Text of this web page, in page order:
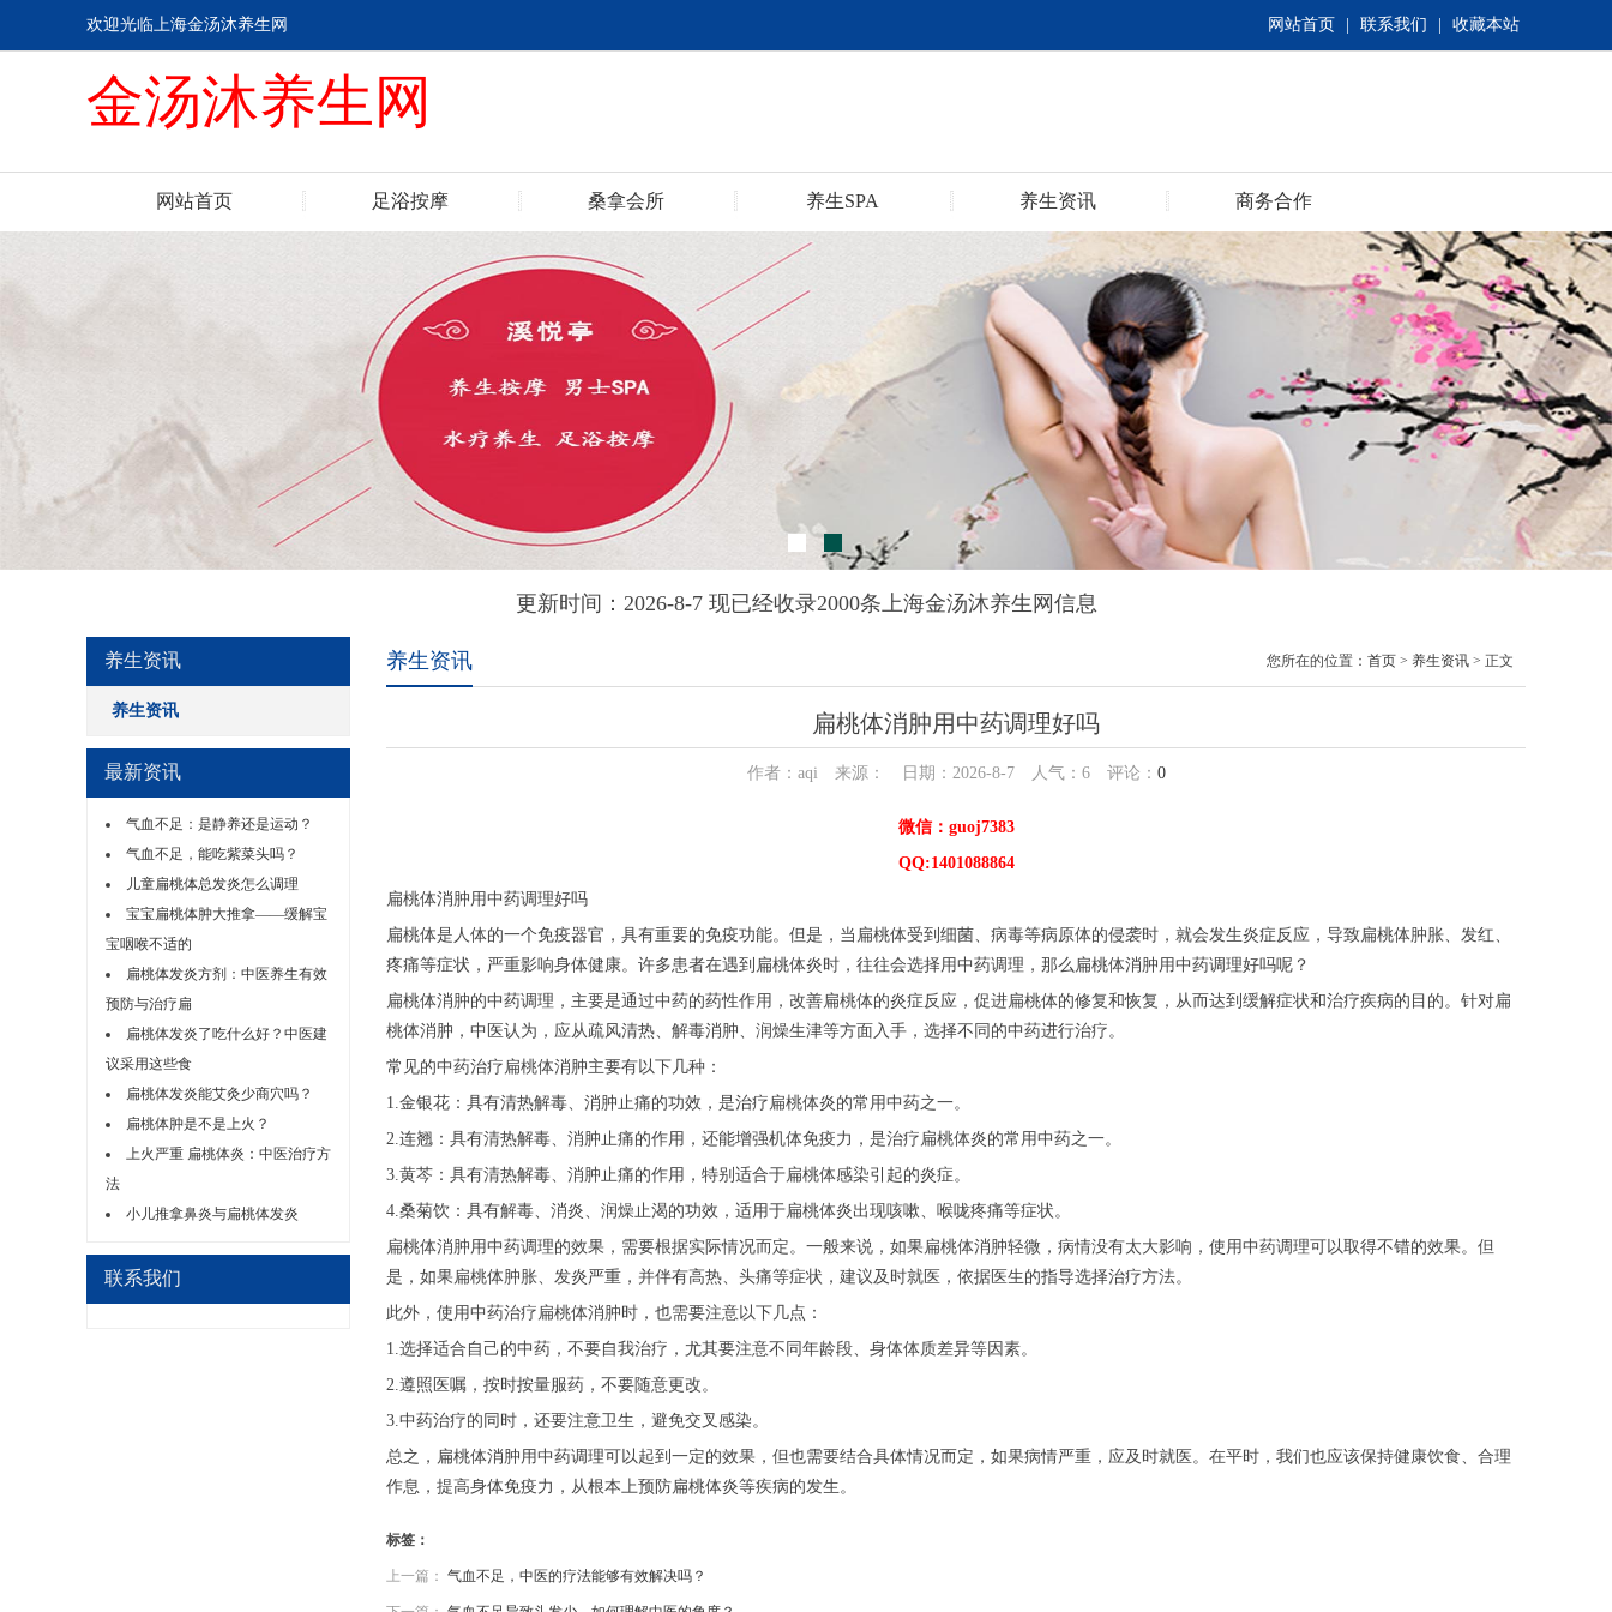
网站首页 联系我们 收藏本站
欢迎光临上海金汤沐养生网
金汤沐养生网
网站首页 足浴按摩 桑拿会所 养生SPA 养生资讯 商务合作
更新时间：2026-8-7 现已经收录2000条上海金汤沐养生网信息
养生资讯
养生资讯
最新资讯
气血不足：是静养还是运动？
气血不足，能吃紫菜头吗？
儿童扁桃体总发炎怎么调理
宝宝扁桃体肿大推拿——缓解宝
宝咽喉不适的
扁桃体发炎方剂：中医养生有效
预防与治疗扁
扁桃体发炎了吃什么好？中医建
议采用这些食
扁桃体发炎能艾灸少商穴吗？
扁桃体肿是不是上火？
上火严重 扁桃体炎：中医治疗方
法
小儿推拿鼻炎与扁桃体发炎
联系我们
养生资讯 您所在的位置： 首页 > 养生资讯 > 正文
扁桃体消肿用中药调理好吗
作者：aqi 来源： 日期：2026-8-7 人气： 6评论： 0
微信：guoj7383
QQ:1401088864
扁桃体消肿用中药调理好吗
扁桃体是人体的一个免疫器官，具有重要的免疫功能。但是，当扁桃体受到细菌、病毒等病原体的侵袭时，就会发生炎症反应，导致扁桃体肿胀、发红、
疼痛等症状，严重影响身体健康。许多患者在遇到扁桃体炎时，往往会选择用中药调理，那么扁桃体消肿用中药调理好吗呢？
扁桃体消肿的中药调理，主要是通过中药的药性作用，改善扁桃体的炎症反应，促进扁桃体的修复和恢复，从而达到缓解症状和治疗疾病的目的。针对扁
桃体消肿，中医认为，应从疏风清热、解毒消肿、润燥生津等方面入手，选择不同的中药进行治疗。
常见的中药治疗扁桃体消肿主要有以下几种：
1.金银花：具有清热解毒、消肿止痛的功效，是治疗扁桃体炎的常用中药之一。
2.连翘：具有清热解毒、消肿止痛的作用，还能增强机体免疫力，是治疗扁桃体炎的常用中药之一。
3.黄芩：具有清热解毒、消肿止痛的作用，特别适合于扁桃体感染引起的炎症。
4.桑菊饮：具有解毒、消炎、润燥止渴的功效，适用于扁桃体炎出现咳嗽、喉咙疼痛等症状。
扁桃体消肿用中药调理的效果，需要根据实际情况而定。一般来说，如果扁桃体消肿轻微，病情没有太大影响，使用中药调理可以取得不错的效果。但
是，如果扁桃体肿胀、发炎严重，并伴有高热、头痛等症状，建议及时就医，依据医生的指导选择治疗方法。
此外，使用中药治疗扁桃体消肿时，也需要注意以下几点：
1.选择适合自己的中药，不要自我治疗，尤其要注意不同年龄段、身体体质差异等因素。
2.遵照医嘱，按时按量服药，不要随意更改。
3.中药治疗的同时，还要注意卫生，避免交叉感染。
总之，扁桃体消肿用中药调理可以起到一定的效果，但也需要结合具体情况而定，如果病情严重，应及时就医。在平时，我们也应该保持健康饮食、合理
作息，提高身体免疫力，从根本上预防扁桃体炎等疾病的发生。
标签：
上一篇： 气血不足，中医的疗法能够有效解决吗？